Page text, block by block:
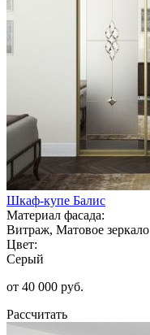
Шкаф-купе Балис
Материал фасада:
Витраж, Матовое зеркало
Цвет:
Серый
от 40 000 руб.
Рассчитать